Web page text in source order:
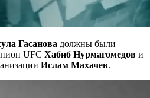
Гасанова должны были
UFC Хабиб Нурмагомедов и
Ислам Махачев.